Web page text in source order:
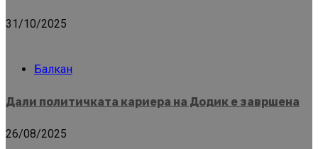
31/10/2025
Балкан
Дали политичката кариера на Додик е завршена
26/08/2025